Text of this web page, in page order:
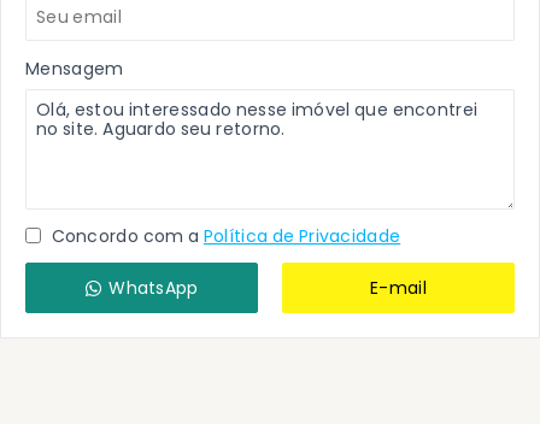
Mensagem
Concordo com a Política de Privacidade
WhatsApp E-mail